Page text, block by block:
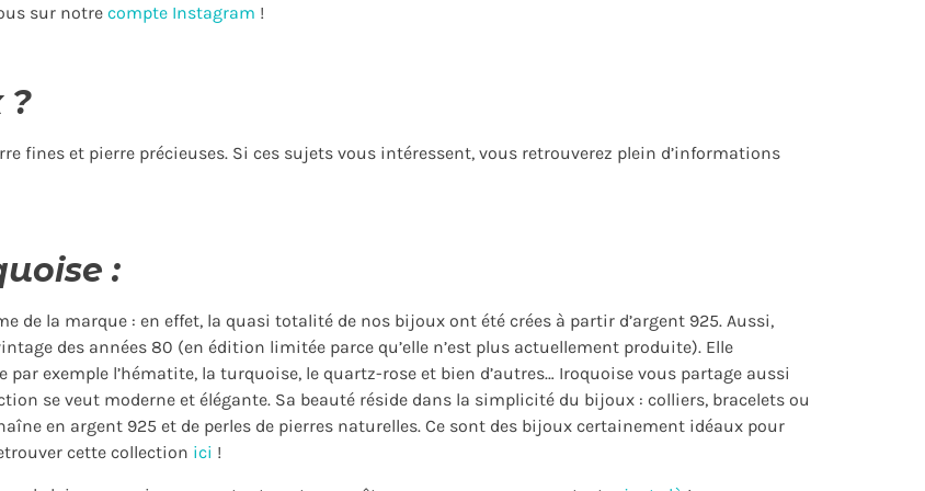
sur notre compte Instagram !
?
fines et pierre précieuses. Si ces sujets vous intéressent, vous retrouverez plein d’informations
:
de la marque : en effet, la quasi totalité de nos bijoux ont été crées à partir d’argent 925. Aussi,
des années 80 (en édition limitée parce qu’elle n’est plus actuellement produite). Elle
exemple l’hématite, la turquoise, le quartz-rose et bien d’autres… Iroquoise vous partage aussi
se veut moderne et élégante. Sa beauté réside dans la simplicité du bijoux : colliers, bracelets ou
en argent 925 et de perles de pierres naturelles. Ce sont des bijoux certainement idéaux pour
cette collection ici !